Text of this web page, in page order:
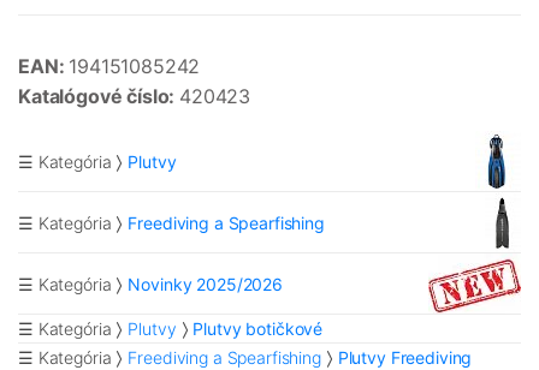
EAN: 194151085242
Katalógové číslo: 420423
☰ Kategória Plutvy
☰ Kategória Freediving a Spearfishing
☰ Kategória Novinky 2025/2026
☰ Kategória Plutvy
Plutvy botičkové
☰ Kategória
Freediving a Spearfishing Plutvy Freediving